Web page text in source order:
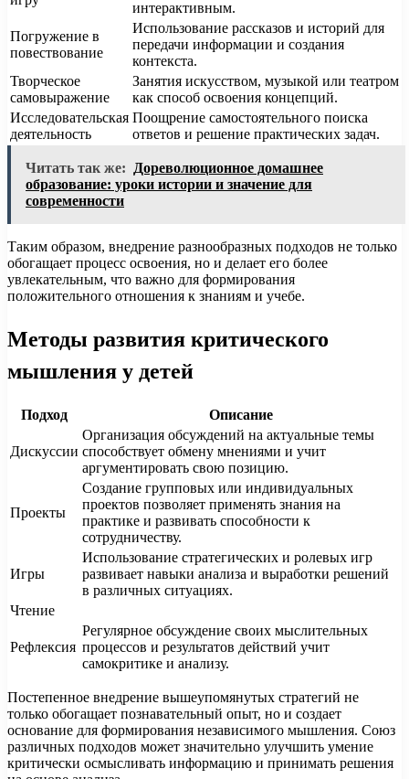
интерактивным.
Погружение в
повествование
Использование рассказов и историй для
передачи информации и создания
контекста.
Творческое
самовыражение
Занятия искусством, музыкой или театром
как способ освоения концепций.
Исследовательская
деятельность
Поощрение самостоятельного поиска
ответов и решение практических задач.
Читать так же:
Дореволюционное домашнее
образование: уроки истории и значение для
современности
Таким образом, внедрение разнообразных подходов не только
обогащает процесс освоения, но и делает его более
увлекательным, что важно для формирования
положительного отношения к знаниям и учебе.
Методы развития критического
мышления у детей
Подход Описание
Дискуссии
Организация обсуждений на актуальные темы
способствует обмену мнениями и учит
аргументировать свою позицию.
Проекты
Создание групповых или индивидуальных
проектов позволяет применять знания на
практике и развивать способности к
сотрудничеству.
Игры
Использование стратегических и ролевых игр
развивает навыки анализа и выработки решений
в различных ситуациях.
Чтение
Рефлексия
Регулярное обсуждение своих мыслительных
процессов и результатов действий учит
самокритике и анализу.
Постепенное внедрение вышеупомянутых стратегий не
только обогащает познавательный опыт, но и создает
основание для формирования независимого мышления. Союз
различных подходов может значительно улучшить умение
критически осмысливать информацию и принимать решения